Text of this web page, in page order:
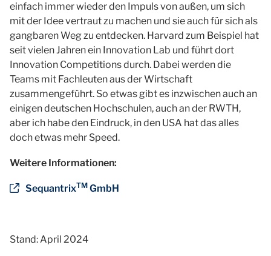
einfach immer wieder den Impuls von außen, um sich
mit der Idee vertraut zu machen und sie auch für sich als
gangbaren Weg zu entdecken. Harvard zum Beispiel hat
seit vielen Jahren ein Innovation Lab und führt dort
Innovation Competitions durch. Dabei werden die
Teams mit Fachleuten aus der Wirtschaft
zusammengeführt. So etwas gibt es inzwischen auch an
einigen deutschen Hochschulen, auch an der RWTH,
aber ich habe den Eindruck, in den USA hat das alles
doch etwas mehr Speed.
Weitere Informationen:
SequantrixTM GmbH
Stand: April 2024